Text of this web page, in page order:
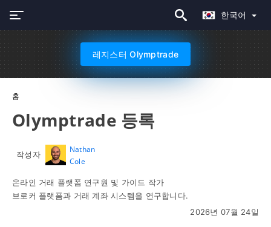
한국어
레지스터 Olymptrade
홈
Olymptrade 등록
작성자
Nathan
Cole
온라인 거래 플랫폼 연구원 및 가이드 작가
브로커 플랫폼과 거래 계좌 시스템을 연구합니다.
2026년 07월 24일